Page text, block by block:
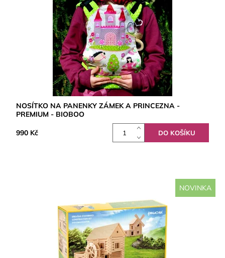
NOSÍTKO NA PANENKY ZÁMEK A PRINCEZNA -
PREMIUM - BIOBOO
990 Kč
NOVINKA